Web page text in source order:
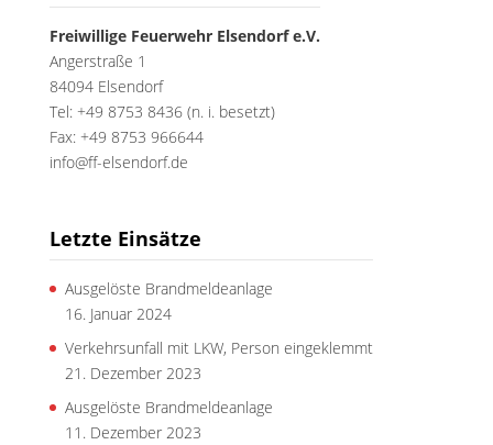
Freiwillige Feuerwehr Elsendorf e.V.
Angerstraße 1
84094 Elsendorf
Tel: +49 8753 8436 (n. i. besetzt)
Fax: +49 8753 966644
info@ff-elsendorf.de
Letzte Einsätze
Ausgelöste Brandmeldeanlage
16. Januar 2024
Verkehrsunfall mit LKW, Person eingeklemmt
21. Dezember 2023
Ausgelöste Brandmeldeanlage
11. Dezember 2023